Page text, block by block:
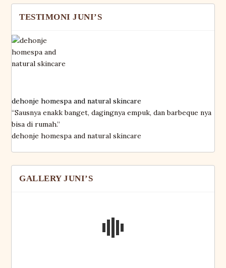
TESTIMONI JUNI’S
dehonje homespa and natural skincare
“Sausnya enakk banget, dagingnya empuk, dan barbeque nya
bisa di rumah.”
dehonje homespa and natural skincare
GALLERY JUNI’S